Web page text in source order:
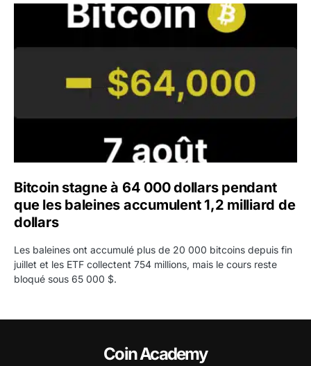
Bitcoin stagne à 64 000 dollars pendant que les
Bitcoin stagne à 64 000 dollars pendant
que les baleines accumulent 1,2 milliard de
dollars
Les baleines ont accumulé plus de 20 000 bitcoins depuis fin
juillet et les ETF collectent 754 millions, mais le cours reste
bloqué sous 65 000 $.
Coin Academy